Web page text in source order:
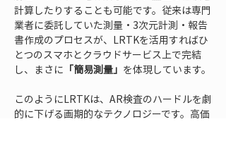
計算したりすることも可能です。従来は専門
業者に委託していた測量・3次元計測・報告
書作成のプロセスが、LRTKを活用すればひ
とつのスマホとクラウドサービス上で完結
し、まさに 「簡易測量」 を体現しています。
このようにLRTKは、AR検査のハードルを劇
的に下げる画期的なテクノロジーです。高価